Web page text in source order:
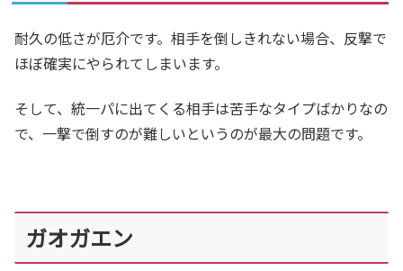
耐久の低さが厄介です。相手を倒しきれない場合、反撃で
ほぼ確実にやられてしまいます。
そして、統一パに出てくる相手は苦手なタイプばかりなの
で、一撃で倒すのが難しいというのが最大の問題です。
ガオガエン